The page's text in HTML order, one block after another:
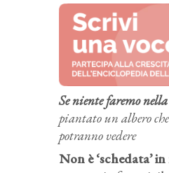
Se niente faremo
piantato un albero
potranno vedere
Non è ‘schedata’